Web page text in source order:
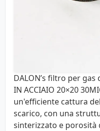
DALON’s filtro per gas
IN ACCIAIO 20×20
un'efficiente cattura
scarico, con una
sinterizzato e porosità